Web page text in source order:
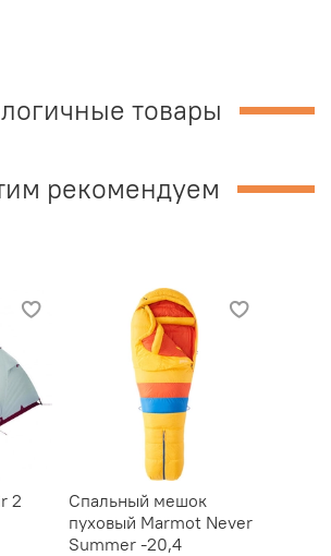
товары
рекомендуем
2
Спальный мешок
пуховый Marmot Never
Summer -20,4